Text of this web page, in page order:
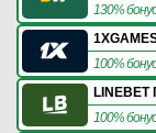
130%
100% бонус
100% бонус